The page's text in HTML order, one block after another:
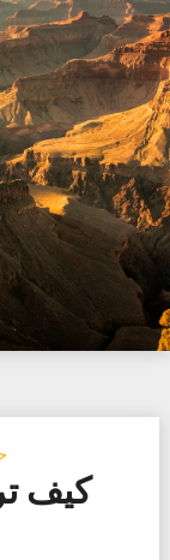
Skip
to
content
كيف